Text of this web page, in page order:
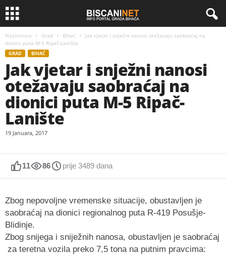
Naslovnica Grad Bihać
Jak vjetar i snježni nanosi otežavaju saobraćaj na
dionici puta M-5 Ripač-Lanište
GRAD BIHAĆ
Jak vjetar i snježni nanosi
otežavaju saobraćaj na
dionici puta M-5 Ripač-
Lanište
19 Januara, 2017
11 86 prije 3489 dana
Zbog nepovoljne vremenske situacije, obustavljen je
saobraćaj na dionici regionalnog puta R-419 Posušje-
Blidinje.
Zbog snijega i sniježnih nanosa, obustavljen je saobraćaj
za teretna vozila preko 7,5 tona na putnim pravcima: